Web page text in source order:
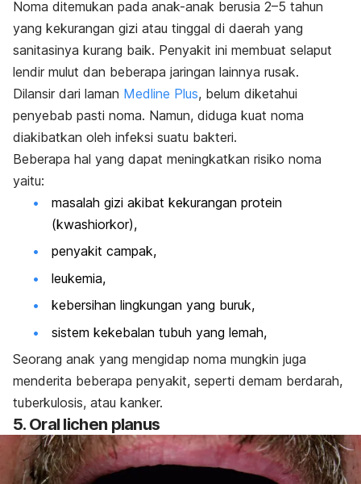
Noma ditemukan pada anak-anak berusia 2–5 tahun
yang kekurangan gizi atau tinggal di daerah yang
sanitasinya kurang baik. Penyakit ini membuat selaput
lendir mulut dan beberapa jaringan lainnya rusak.
Dilansir dari laman Medline Plus, belum diketahui
penyebab pasti noma. Namun, diduga kuat noma
diakibatkan oleh infeksi suatu bakteri.
Beberapa hal yang dapat meningkatkan risiko noma
yaitu:
masalah gizi akibat kekurangan protein
(kwashiorkor),
penyakit campak,
leukemia,
kebersihan lingkungan yang buruk,
sistem kekebalan tubuh yang lemah,
Seorang anak yang mengidap noma mungkin juga
menderita beberapa penyakit, seperti demam berdarah,
tuberkulosis, atau kanker.
5. Oral lichen planus